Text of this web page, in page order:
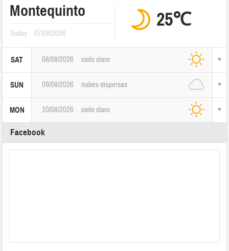
Montequinto
Today 07/08/2026
25℃
SAT 08/08/2026 cielo claro
SUN 09/08/2026 nubes dispersas
MON 10/08/2026 cielo claro
Facebook